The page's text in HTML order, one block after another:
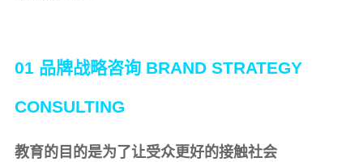
01 品牌战略咨询 BRAND STRATEGY
CONSULTING
教育的目的是为了让受众更好的接触社会